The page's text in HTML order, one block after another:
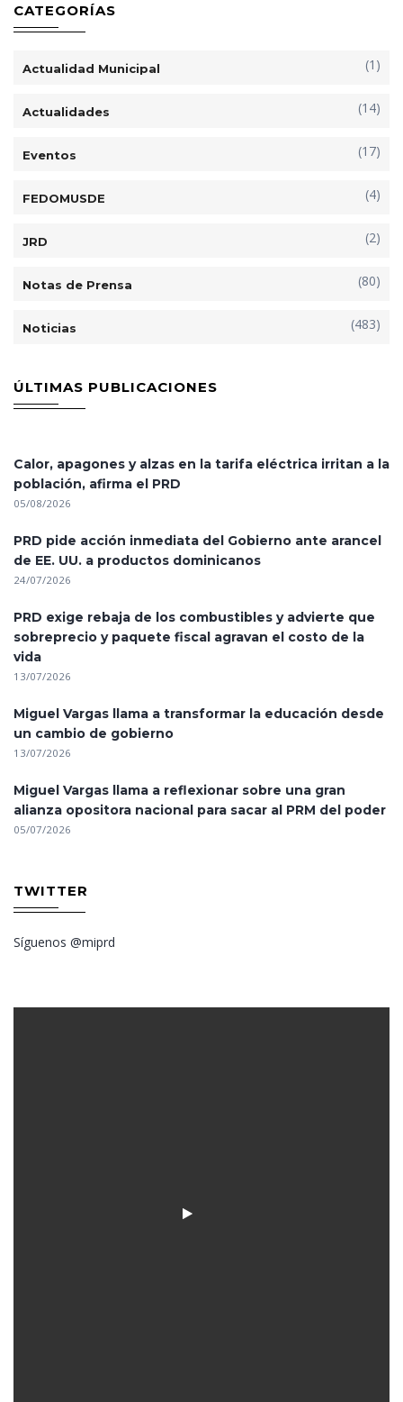
CATEGORÍAS
Actualidad Municipal (1)
Actualidades (14)
Eventos (17)
FEDOMUSDE (4)
JRD (2)
Notas de Prensa (80)
Noticias (483)
ÚLTIMAS PUBLICACIONES
Calor, apagones y alzas en la tarifa eléctrica irritan a la
población, afirma el PRD
05/08/2026
PRD pide acción inmediata del Gobierno ante arancel
de EE. UU. a productos dominicanos
24/07/2026
PRD exige rebaja de los combustibles y advierte que
sobreprecio y paquete fiscal agravan el costo de la
vida
13/07/2026
Miguel Vargas llama a transformar la educación desde
un cambio de gobierno
13/07/2026
Miguel Vargas llama a reflexionar sobre una gran
alianza opositora nacional para sacar al PRM del poder
05/07/2026
TWITTER
Síguenos @miprd